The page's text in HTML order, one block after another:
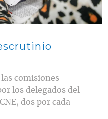
las comisiones
los delegados del
dos por cada